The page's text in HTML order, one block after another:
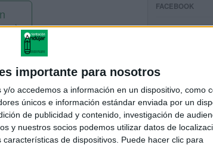
importante para nosotros
y/o accedemos a información en un dispositivo, como
únicos e información estándar enviada por un
de publicidad y contenido, investigación de
y nuestros socios podemos utilizar datos de
de dispositivos. Puede hacer clic para
de dos profesores Ginés y
contenidos que encontramos
que sus tareas como docentes, y
FACEBOOK